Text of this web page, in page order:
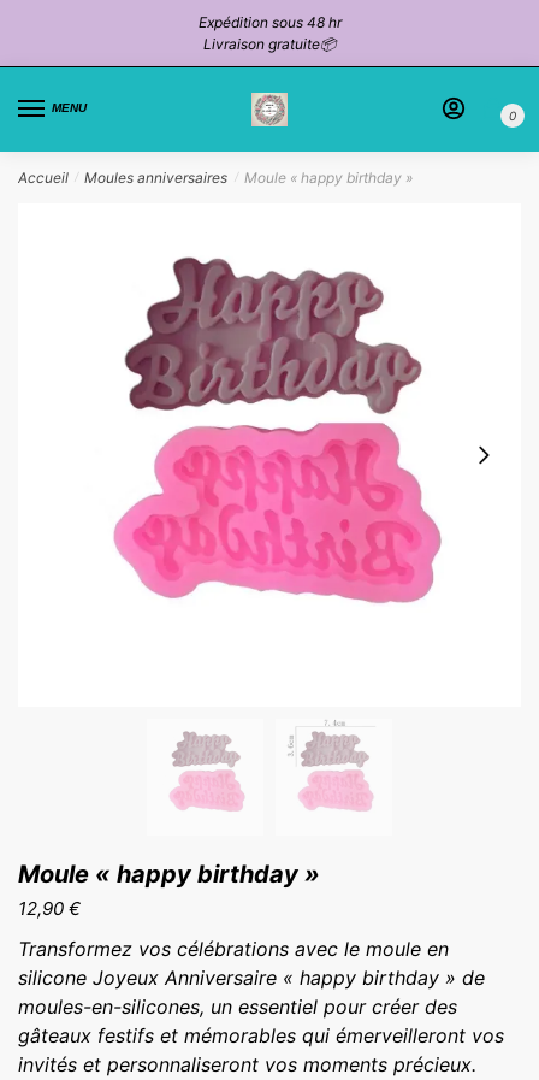
la
navigation
contenu
Expédition sous 48 hr
Livraison gratuite📦
MENU
0
Accueil / Moules anniversaires / Moule « happy birthday »
Moule « happy birthday »
12,90 €
Transformez vos célébrations avec le moule en
silicone Joyeux Anniversaire « happy birthday » de
moules-en-silicones, un essentiel pour créer des
gâteaux festifs et mémorables qui émerveilleront vos
invités et personnaliseront vos moments précieux.